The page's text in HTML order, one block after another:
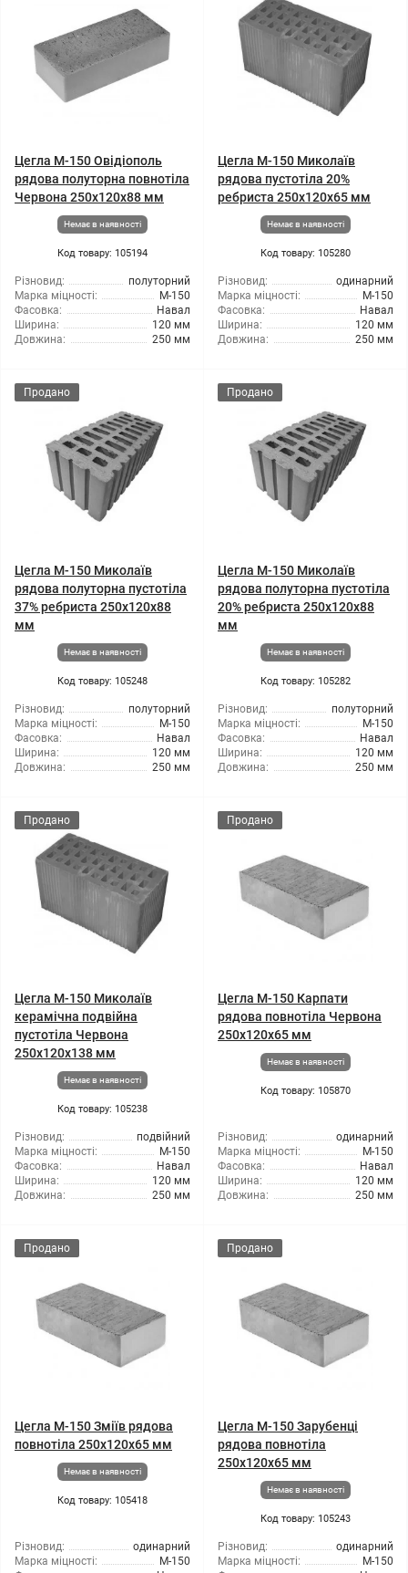
Цегла М-150 Овідіополь
рядова полуторна повнотіла
Червона 250х120х88 мм
Немає в наявності
Код товару: 105194
Різновид:
полуторний
Марка міцності:
М-150
Фасовка:
Навал
Ширина:
120 мм
Довжина:
250 мм
Цегла М-150 Миколаїв
рядова пустотіла 20%
ребриста 250х120х65 мм
Немає в наявності
Код товару: 105280
Різновид:
одинарний
Марка міцності:
М-150
Фасовка:
Навал
Ширина:
120 мм
Довжина:
250 мм
Продано
Цегла М-150 Миколаїв
рядова полуторна пустотіла
37% ребриста 250х120х88
мм
Немає в наявності
Код товару: 105248
Різновид:
полуторний
Марка міцності:
М-150
Фасовка:
Навал
Ширина:
120 мм
Довжина:
250 мм
Продано
Цегла М-150 Миколаїв
рядова полуторна пустотіла
20% ребриста 250х120х88
мм
Немає в наявності
Код товару: 105282
Різновид:
полуторний
Марка міцності:
М-150
Фасовка:
Навал
Ширина:
120 мм
Довжина:
250 мм
Продано
Цегла М-150 Миколаїв
керамічна подвійна
пустотіла Червона
250х120х138 мм
Немає в наявності
Код товару: 105238
Різновид:
подвійний
Марка міцності:
М-150
Фасовка:
Навал
Ширина:
120 мм
Довжина:
250 мм
Продано
Цегла М-150 Карпати
рядова повнотіла Червона
250х120х65 мм
Немає в наявності
Код товару: 105870
Різновид:
одинарний
Марка міцності:
М-150
Фасовка:
Навал
Ширина:
120 мм
Довжина:
250 мм
Продано
Цегла М-150 Зміїв рядова
повнотіла 250х120х65 мм
Немає в наявності
Код товару: 105418
Різновид:
одинарний
Марка міцності:
М-150
Продано
Цегла М-150 Зарубенці
рядова повнотіла
250х120х65 мм
Немає в наявності
Код товару: 105243
Різновид:
одинарний
Марка міцності:
М-150